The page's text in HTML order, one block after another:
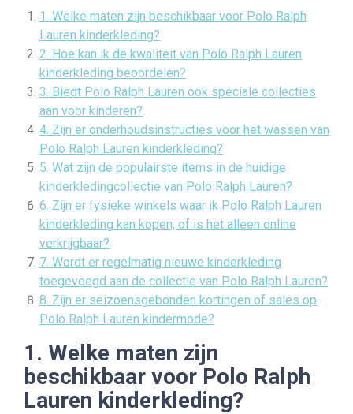
1. Welke maten zijn beschikbaar voor Polo Ralph
Lauren kinderkleding?
2. Hoe kan ik de kwaliteit van Polo Ralph Lauren
kinderkleding beoordelen?
3. Biedt Polo Ralph Lauren ook speciale collecties
aan voor kinderen?
4. Zijn er onderhoudsinstructies voor het wassen van
Polo Ralph Lauren kinderkleding?
5. Wat zijn de populairste items in de huidige
kinderkledingcollectie van Polo Ralph Lauren?
6. Zijn er fysieke winkels waar ik Polo Ralph Lauren
kinderkleding kan kopen, of is het alleen online
verkrijgbaar?
7. Wordt er regelmatig nieuwe kinderkleding
toegevoegd aan de collectie van Polo Ralph Lauren?
8. Zijn er seizoensgebonden kortingen of sales op
Polo Ralph Lauren kindermode?
1. Welke maten zijn
beschikbaar voor Polo Ralph
Lauren kinderkleding?